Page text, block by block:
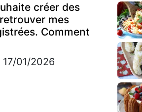
créer des
mes
Comment
01/2026